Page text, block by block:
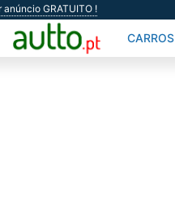
anúncio GRATUITO !
CARROS